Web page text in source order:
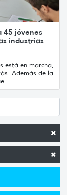
45 jóvenes
industrias
está en marcha,
Además de la
...